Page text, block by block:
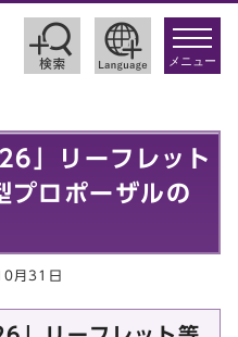
toggle
メニュー
」リーフレット
プロポーザルの
月31日